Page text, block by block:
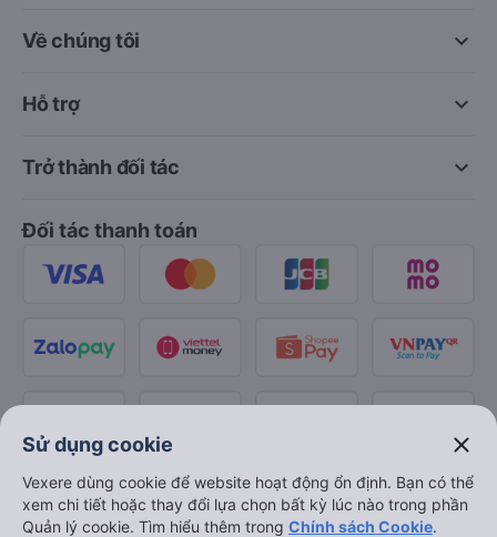
keyboard_arrow_down
Về chúng tôi
keyboard_arrow_down
Hỗ trợ
keyboard_arrow_down
Trở thành đối tác
Đối tác thanh toán
Sử dụng cookie close
Vexere dùng cookie để website hoạt động ổn định. Bạn có thể
xem chi tiết hoặc thay đổi lựa chọn bất kỳ lúc nào trong phần
Quản lý cookie. Tìm hiểu thêm trong Chính sách Cookie.